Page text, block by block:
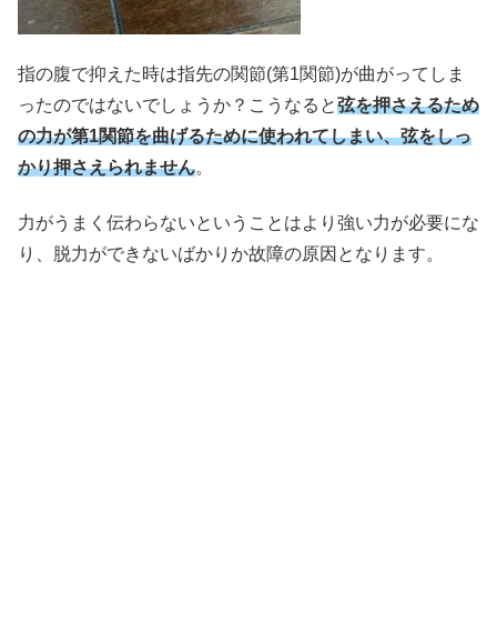
指の腹で抑えた時は指先の関節(第1関節)が曲がってしま
ったのではないでしょうか？こうなると弦を押さえるため
の力が第1関節を曲げるために使われてしまい、弦をしっ
かり押さえられません。
力がうまく伝わらないということはより強い力が必要にな
り、脱力ができないばかりか故障の原因となります。